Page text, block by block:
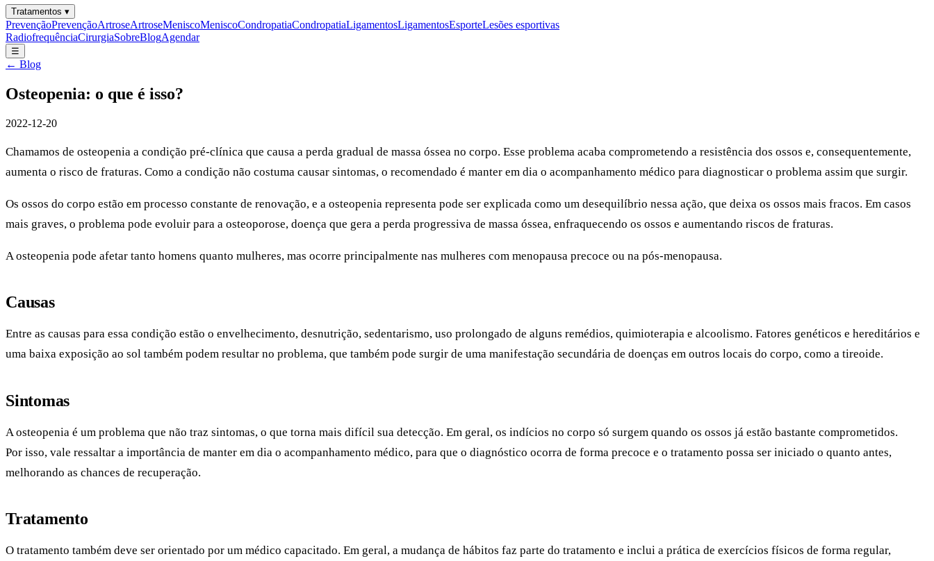
Tratamentos ▾
PrevençãoPrevençãoArtroseArtroseMeniscoMeniscoCondropatiaCondropatiaLigamentosLigamentosEsporteLesões esportivas
RadiofrequênciaCirurgiaSobreBlogAgendar
☰
← Blog
Osteopenia: o que é isso?
2022-12-20
Chamamos de osteopenia a condição pré-clínica que causa a perda gradual de massa óssea no corpo. Esse problema acaba comprometendo a resistência dos ossos e, consequentemente,
aumenta o risco de fraturas. Como a condição não costuma causar sintomas, o recomendado é manter em dia o acompanhamento médico para diagnosticar o problema assim que surgir.
Os ossos do corpo estão em processo constante de renovação, e a osteopenia representa pode ser explicada como um desequilíbrio nessa ação, que deixa os ossos mais fracos. Em casos
mais graves, o problema pode evoluir para a osteoporose, doença que gera a perda progressiva de massa óssea, enfraquecendo os ossos e aumentando riscos de fraturas.
A osteopenia pode afetar tanto homens quanto mulheres, mas ocorre principalmente nas mulheres com menopausa precoce ou na pós-menopausa.
Causas
Entre as causas para essa condição estão o envelhecimento, desnutrição, sedentarismo, uso prolongado de alguns remédios, quimioterapia e alcoolismo. Fatores genéticos e hereditários e
uma baixa exposição ao sol também podem resultar no problema, que também pode surgir de uma manifestação secundária de doenças em outros locais do corpo, como a tireoide.
Sintomas
A osteopenia é um problema que não traz sintomas, o que torna mais difícil sua detecção. Em geral, os indícios no corpo só surgem quando os ossos já estão bastante comprometidos.
Por isso, vale ressaltar a importância de manter em dia o acompanhamento médico, para que o diagnóstico ocorra de forma precoce e o tratamento possa ser iniciado o quanto antes,
melhorando as chances de recuperação.
Tratamento
O tratamento também deve ser orientado por um médico capacitado. Em geral, a mudança de hábitos faz parte do tratamento e inclui a prática de exercícios físicos de forma regular,